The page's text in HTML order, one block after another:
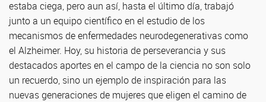
estaba ciega, pero aun así, hasta el último día, trabajó
junto a un equipo científico en el estudio de los
mecanismos de enfermedades neurodegenerativas como
el Alzheimer. Hoy, su historia de perseverancia y sus
destacados aportes en el campo de la ciencia no son solo
un recuerdo, sino un ejemplo de inspiración para las
nuevas generaciones de mujeres que eligen el camino de